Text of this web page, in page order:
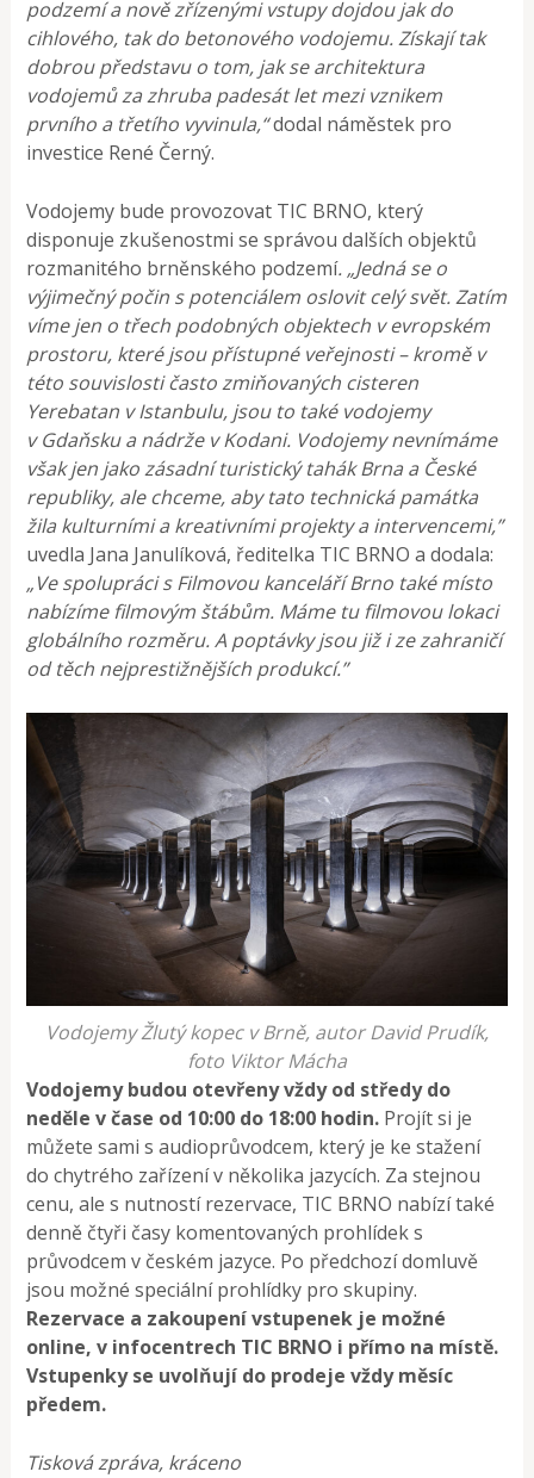
podzemí a nově zřízenými vstupy dojdou jak do
cihlového, tak do betonového vodojemu. Získají tak
dobrou představu o tom, jak se architektura
vodojemů za zhruba padesát let mezi vznikem
prvního a třetího vyvinula,“dodal náměstek pro
investice René Černý.
Vodojemy bude provozovat TIC BRNO, který
disponuje zkušenostmi se správou dalších objektů
rozmanitého brněnského podzemí. „Jedná se o
výjimečný počin s potenciálem oslovit celý svět. Zatím
víme jen o třech podobných objektech v evropském
prostoru, které jsou přístupné veřejnosti – kromě v
této souvislosti často zmiňovaných cisteren
Yerebatan v Istanbulu, jsou to také vodojemy
v Gdaňsku a nádrže v Kodani. Vodojemy nevnímáme
však jen jako zásadní turistický tahák Brna a České
republiky, ale chceme, aby tato technická památka
žila kulturními a kreativními projekty a intervencemi,”
uvedla Jana Janulíková, ředitelka TIC BRNO a dodala:
„Ve spolupráci s Filmovou kanceláří Brno také místo
nabízíme filmovým štábům. Máme tu filmovou lokaci
globálního rozměru. A poptávky jsou již i ze zahraničí
od těch nejprestižnějších produkcí.”
Vodojemy Žlutý kopec v Brně, autor David Prudík,
foto Viktor Mácha
Vodojemy budou otevřeny vždy od středy do
neděle v čase od 10:00 do 18:00 hodin. Projít si je
můžete sami s audioprůvodcem, který je ke stažení
do chytrého zařízení v několika jazycích. Za stejnou
cenu, ale s nutností rezervace, TIC BRNO nabízí také
denně čtyři časy komentovaných prohlídek s
průvodcem v českém jazyce. Po předchozí domluvě
jsou možné speciální prohlídky pro skupiny.
Rezervace a zakoupení vstupenek je možné
online, v infocentrech TIC BRNO i přímo na místě.
Vstupenky se uvolňují do prodeje vždy měsíc
předem.
Tisková zpráva, kráceno